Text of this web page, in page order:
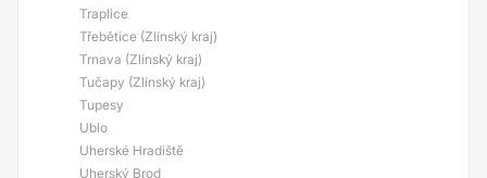
Traplice
Třebětice (Zlínský kraj)
Trnava (Zlínský kraj)
Tučapy (Zlínský kraj)
Tupesy
Ublo
Uherské Hradiště
Uherský Brod